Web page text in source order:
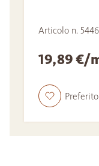
Articolo n.
19,89 €/
Preferito